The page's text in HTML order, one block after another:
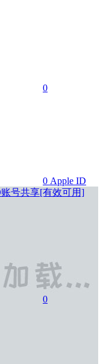
0
0 Apple ID
号共享[有效可用]
0